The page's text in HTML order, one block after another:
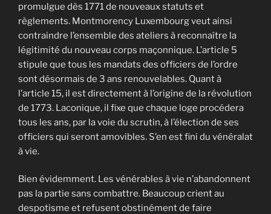
promulgue dès 1771 de nouveaux statuts et
règlements. Montmorency Luxembourg veut ainsi
contraindre l’ensemble des ateliers à reconnaître la
légitimité du nouveau corps maçonnique. L’article 5
stipule que tous les mandats des officiers de l’ordre
sont désormais de 3 ans renouvelables. Quant à
l’article 15, il est directement à l’origine de la révolution
de 1773. Laconique, il fixe que chaque loge procédera
tous les ans, par la voie du scrutin, à l’élection de ses
officiers qui seront amovibles. S’en est fini du vénéralat
à vie.
Bien évidemment. Les vénérables à vie n’abandonnent
pas la partie sans combattre. Beaucoup crient au
despotisme et refusent obstinément de faire